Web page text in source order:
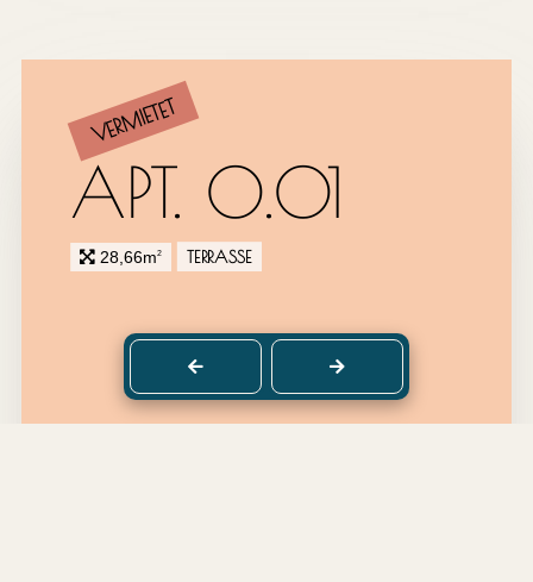
VERMIETET
APT. 0.01
28,66m2 TERRASSE